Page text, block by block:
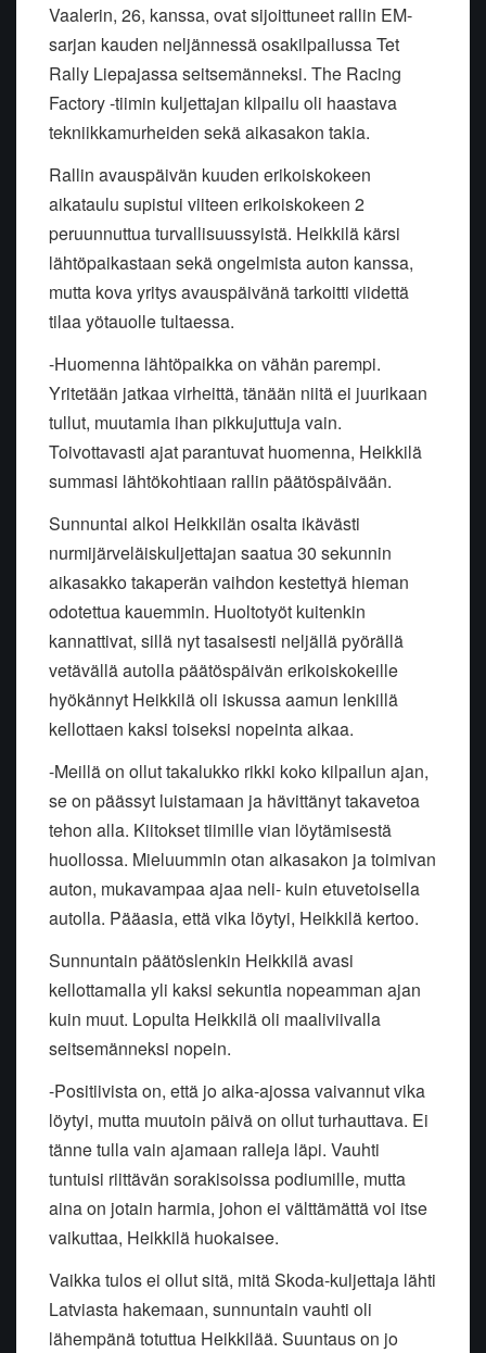
Vaalerin, 26, kanssa, ovat sijoittuneet rallin EM-
sarjan kauden neljännessä osakilpailussa Tet
Rally Liepajassa seitsemänneksi. The Racing
Factory -tiimin kuljettajan kilpailu oli haastava
tekniikkamurheiden sekä aikasakon takia.
Rallin avauspäivän kuuden erikoiskokeen
aikataulu supistui viiteen erikoiskokeen 2
peruunnuttua turvallisuussyistä. Heikkilä kärsi
lähtöpaikastaan sekä ongelmista auton kanssa,
mutta kova yritys avauspäivänä tarkoitti viidettä
tilaa yötauolle tultaessa.
-Huomenna lähtöpaikka on vähän parempi.
Yritetään jatkaa virheittä, tänään niitä ei juurikaan
tullut, muutamia ihan pikkujuttuja vain.
Toivottavasti ajat parantuvat huomenna, Heikkilä
summasi lähtökohtiaan rallin päätöspäivään.
Sunnuntai alkoi Heikkilän osalta ikävästi
nurmijärveläiskuljettajan saatua 30 sekunnin
aikasakko takaperän vaihdon kestettyä hieman
odotettua kauemmin. Huoltotyöt kuitenkin
kannattivat, sillä nyt tasaisesti neljällä pyörällä
vetävällä autolla päätöspäivän erikoiskokeille
hyökännyt Heikkilä oli iskussa aamun lenkillä
kellottaen kaksi toiseksi nopeinta aikaa.
-Meillä on ollut takalukko rikki koko kilpailun ajan,
se on päässyt luistamaan ja hävittänyt takavetoa
tehon alla. Kiitokset tiimille vian löytämisestä
huollossa. Mieluummin otan aikasakon ja toimivan
auton, mukavampaa ajaa neli- kuin etuvetoisella
autolla. Pääasia, että vika löytyi, Heikkilä kertoo.
Sunnuntain päätöslenkin Heikkilä avasi
kellottamalla yli kaksi sekuntia nopeamman ajan
kuin muut. Lopulta Heikkilä oli maaliviivalla
seitsemänneksi nopein.
-Positiivista on, että jo aika-ajossa vaivannut vika
löytyi, mutta muutoin päivä on ollut turhauttava. Ei
tänne tulla vain ajamaan ralleja läpi. Vauhti
tuntuisi riittävän sorakisoissa podiumille, mutta
aina on jotain harmia, johon ei välttämättä voi itse
vaikuttaa, Heikkilä huokaisee.
Vaikka tulos ei ollut sitä, mitä Skoda-kuljettaja lähti
Latviasta hakemaan, sunnuntain vauhti oli
lähempänä totuttua Heikkilää. Suuntaus on jo